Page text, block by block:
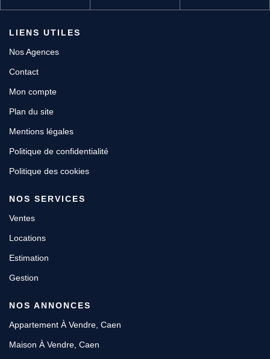
LIENS UTILES
Nos Agences
Contact
Mon compte
Plan du site
Mentions légales
Politique de confidentialité
Politique des cookies
NOS SERVICES
Ventes
Locations
Estimation
Gestion
NOS ANNONCES
Appartement À Vendre, Caen
Maison À Vendre, Caen